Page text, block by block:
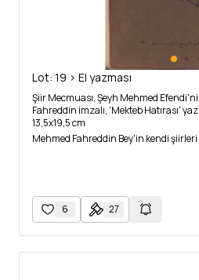
Lot: 19 > El yazması
Şiir Mecmuası, Şeyh Mehmed
Fahreddin imzalı, 'Mekteb Hatırası'
13,5x19,5 cm
Mehmed Fahreddin Bey'in kendi şiirleri
6 27